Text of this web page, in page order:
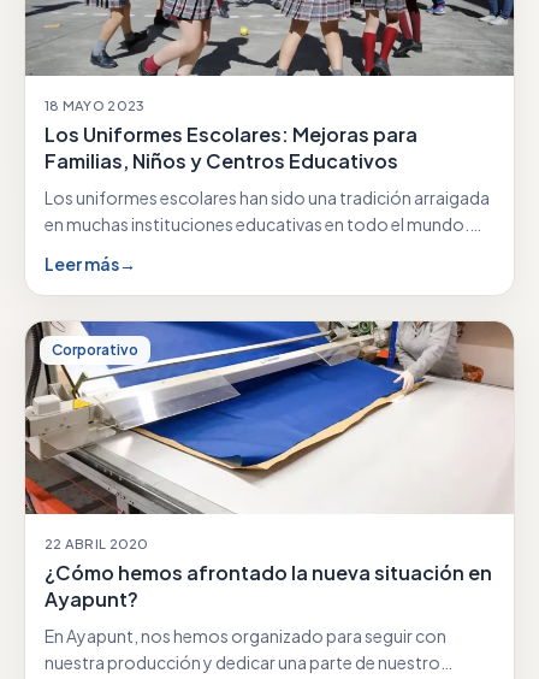
18 MAYO 2023
Los Uniformes Escolares: Mejoras para
Familias, Niños y Centros Educativos
Los uniformes escolares han sido una tradición arraigada
en muchas instituciones educativas en todo el mundo.…
Leer más→
Corporativo
22 ABRIL 2020
¿Cómo hemos afrontado la nueva situación en
Ayapunt?
En Ayapunt, nos hemos organizado para seguir con
nuestra producción y dedicar una parte de nuestro…